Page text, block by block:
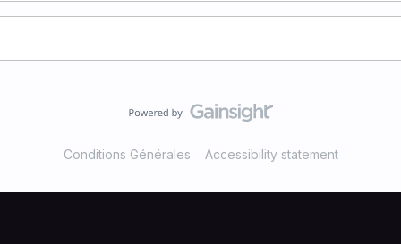
Conditions Générales Accessibility statement